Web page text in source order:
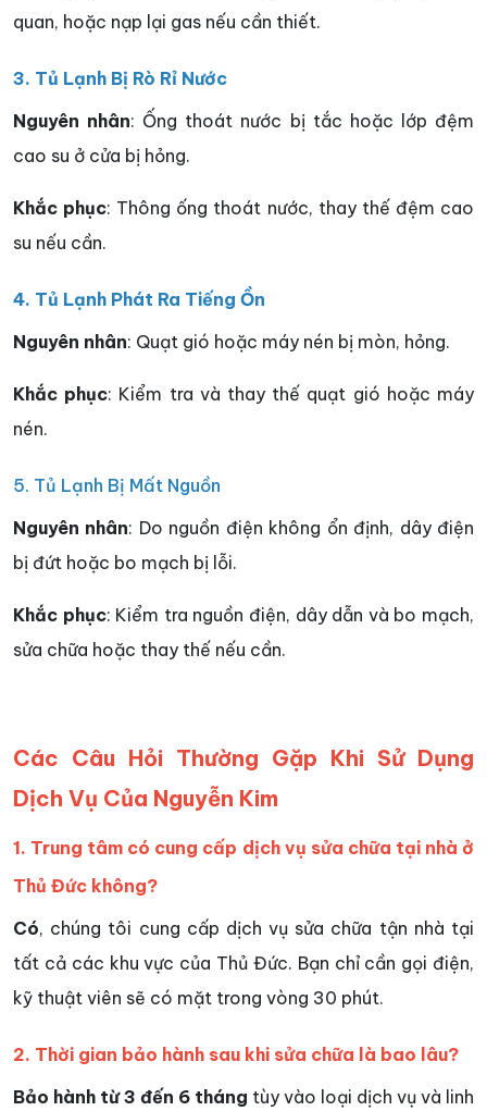
quan, hoặc nạp lại gas nếu cần thiết.
3. Tủ Lạnh Bị Rò Rỉ Nước
Nguyên nhân: Ống thoát nước bị tắc hoặc lớp đệm
cao su ở cửa bị hỏng.
Khắc phục: Thông ống thoát nước, thay thế đệm cao
su nếu cần.
4. Tủ Lạnh Phát Ra Tiếng Ồn
Nguyên nhân: Quạt gió hoặc máy nén bị mòn, hỏng.
Khắc phục: Kiểm tra và thay thế quạt gió hoặc máy
nén.
5. Tủ Lạnh Bị Mất Nguồn
Nguyên nhân: Do nguồn điện không ổn định, dây điện
bị đứt hoặc bo mạch bị lỗi.
Khắc phục: Kiểm tra nguồn điện, dây dẫn và bo mạch,
sửa chữa hoặc thay thế nếu cần.
Các Câu Hỏi Thường Gặp Khi Sử Dụng
Dịch Vụ Của Nguyễn Kim
1. Trung tâm có cung cấp dịch vụ sửa chữa tại nhà ở
Thủ Đức không?
Có, chúng tôi cung cấp dịch vụ sửa chữa tận nhà tại
tất cả các khu vực của Thủ Đức. Bạn chỉ cần gọi điện,
kỹ thuật viên sẽ có mặt trong vòng 30 phút.
2. Thời gian bảo hành sau khi sửa chữa là bao lâu?
Bảo hành từ 3 đến 6 tháng tùy vào loại dịch vụ và linh